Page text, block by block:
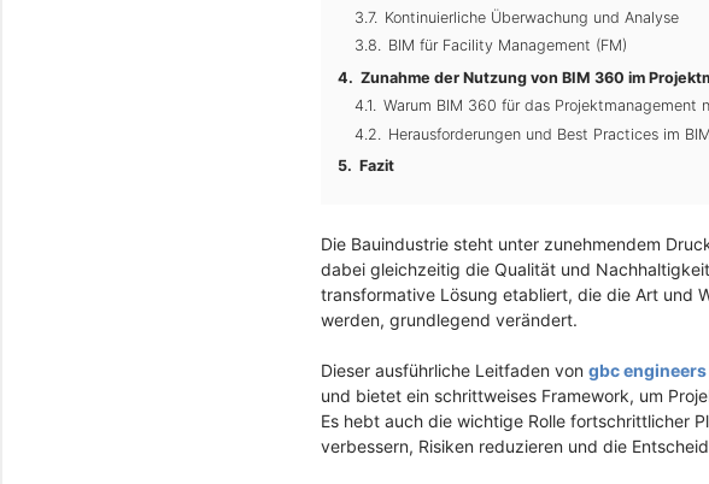
Kontinuierliche Überwachung und Analyse
BIM für Facility Management (FM)
Zunahme der Nutzung von BIM 360 im
Warum BIM 360 für das Projektmanagement
Herausforderungen und Best Practices im
Fazit
Die Bauindustrie steht unter zunehmendem
dabei gleichzeitig die Qualität und
transformative Lösung etabliert, die die Art und
werden, grundlegend verändert.
Dieser ausführliche Leitfaden von gbc engineers
und bietet ein schrittweises Framework, um
Es hebt auch die wichtige Rolle fortschrittlicher
verbessern, Risiken reduzieren und die